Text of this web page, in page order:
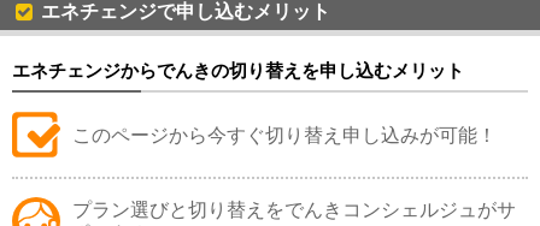
エネチェンジで申し込むメリット
エネチェンジからでんきの切り替えを申し込むメリット
このページから今すぐ切り替え申し込みが可能！
プラン選びと切り替えをでんきコンシェルジュがサ